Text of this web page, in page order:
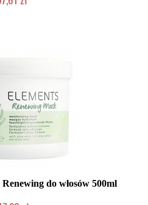
do włosów 500ml